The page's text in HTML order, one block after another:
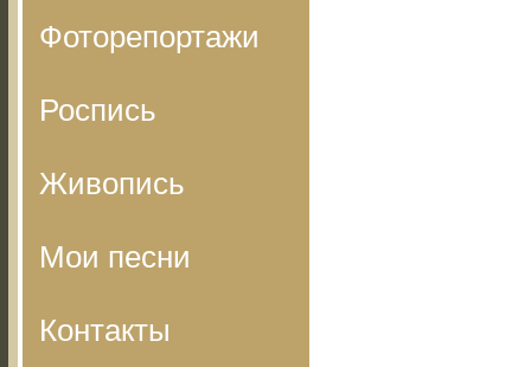
Фоторепортажи
Роспись
Живопись
Мои песни
Контакты